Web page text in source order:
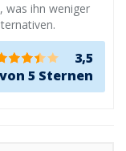
was ihn weniger
3,5
von 5 Sternen